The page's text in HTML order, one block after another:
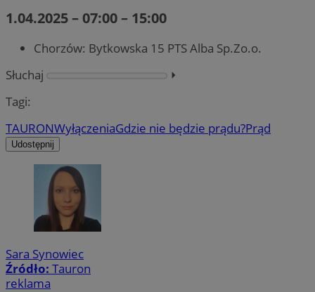
1.04.2025 – 07:00 – 15:00
Chorzów: Bytkowska 15 PTS Alba Sp.Zo.o.
Słuchaj
⏵︎
Tagi:
TAURONWyłączeniaGdzie nie będzie prądu?Prąd
Udostępnij
Sara Synowiec
Źródło: Tauron
reklama